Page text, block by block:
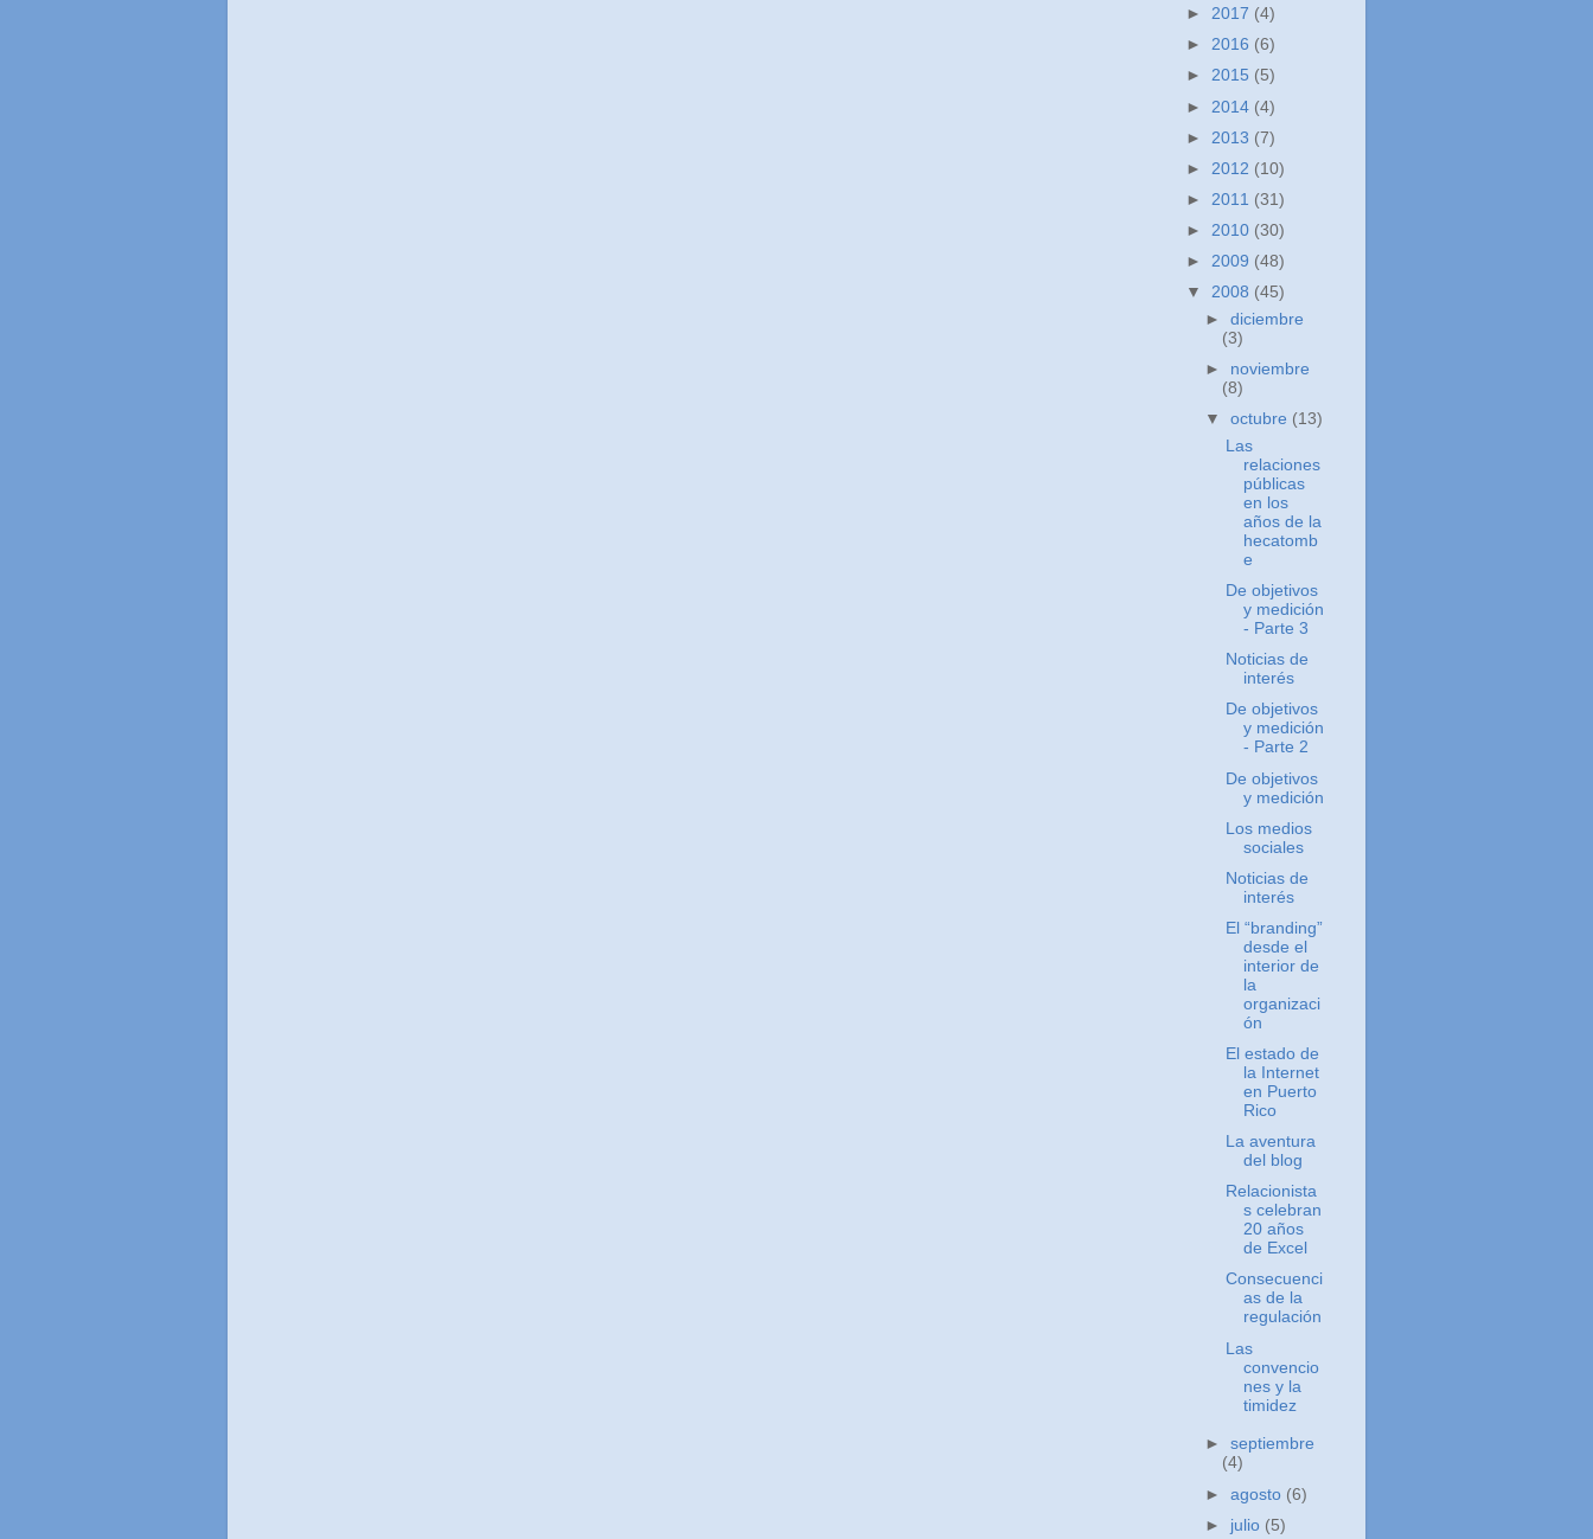
► 2017 (4)
► 2016 (6)
► 2015 (5)
► 2014 (4)
► 2013 (7)
► 2012 (10)
► 2011 (31)
► 2010 (30)
► 2009 (48)
▼ 2008 (45)
►diciembre
(3)
► noviembre
(8)
▼octubre (13)
Las
relaciones
públicas
en los
años de la
hecatomb
e
De objetivos
y medición
- Parte 3
Noticias de
interés
De objetivos
y medición
- Parte 2
De objetivos
y medición
Los medios
sociales
Noticias de
interés
El “branding”
desde el
interior de
la
organizaci
ón
El estado de
la Internet
en Puerto
Rico
La aventura
del blog
Relacionista
s celebran
20 años
de Excel
Consecuenci
as de la
regulación
Las
convencio
nes y la
timidez
►septiembre
(4)
►agosto (6)
► julio (5)